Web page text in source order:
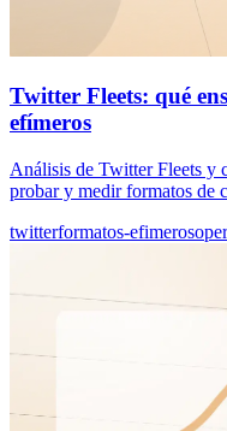
Twitter Fleets: qué
efímeros
Análisis de Twitter Fleets y
probar y medir formatos de
twitterformatos-efimeros